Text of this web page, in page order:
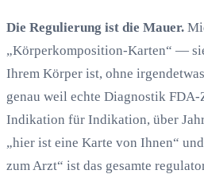
Die Regulierung ist die Mauer.
„Körperkomposition-Karten“ —
Ihrem Körper ist, ohne
genau weil echte Diagnostik
Indikation für Indikation, über
„hier ist eine Karte von Ihnen“
zum Arzt“ ist das gesamte